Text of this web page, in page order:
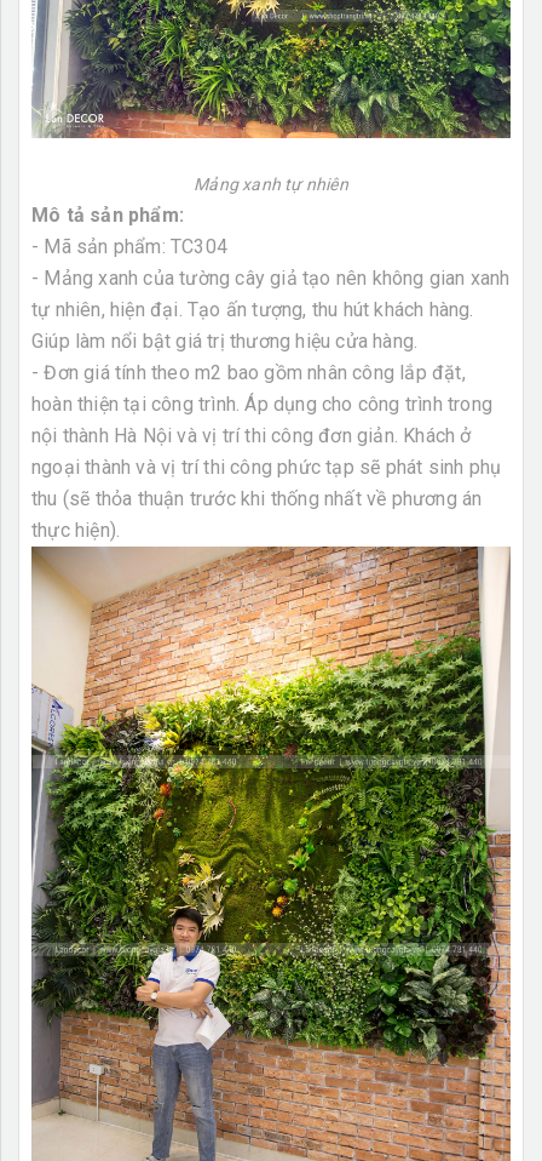
Mảng xanh tự nhiên
Mô tả sản phẩm:
- Mã sản phẩm: TC304
- Mảng xanh của tường cây giả tạo nên không gian xanh
tự nhiên, hiện đại. Tạo ấn tượng, thu hút khách hàng.
Giúp làm nổi bật giá trị thương hiệu cửa hàng.
- Đơn giá tính theo m2 bao gồm nhân công lắp đặt,
hoàn thiện tại công trình. Áp dụng cho công trình trong
nội thành Hà Nội và vị trí thi công đơn giản. Khách ở
ngoại thành và vị trí thi công phức tạp sẽ phát sinh phụ
thu (sẽ thỏa thuận trước khi thống nhất về phương án
thực hiện).